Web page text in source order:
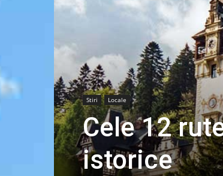
Stiri Locale
Cele 12
istorice